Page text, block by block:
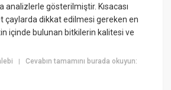
analizlerle gösterilmiştir. Kısacası
çaylarda dikkat edilmesi gereken en
içinde bulunan bitkilerin kalitesi ve
|Cevabın tamamını burada okuyun: